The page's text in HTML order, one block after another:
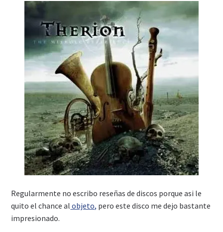
Regularmente no escribo reseñas de discos porque asi le
quito el chance al objeto, pero este disco me dejo bastante
impresionado.